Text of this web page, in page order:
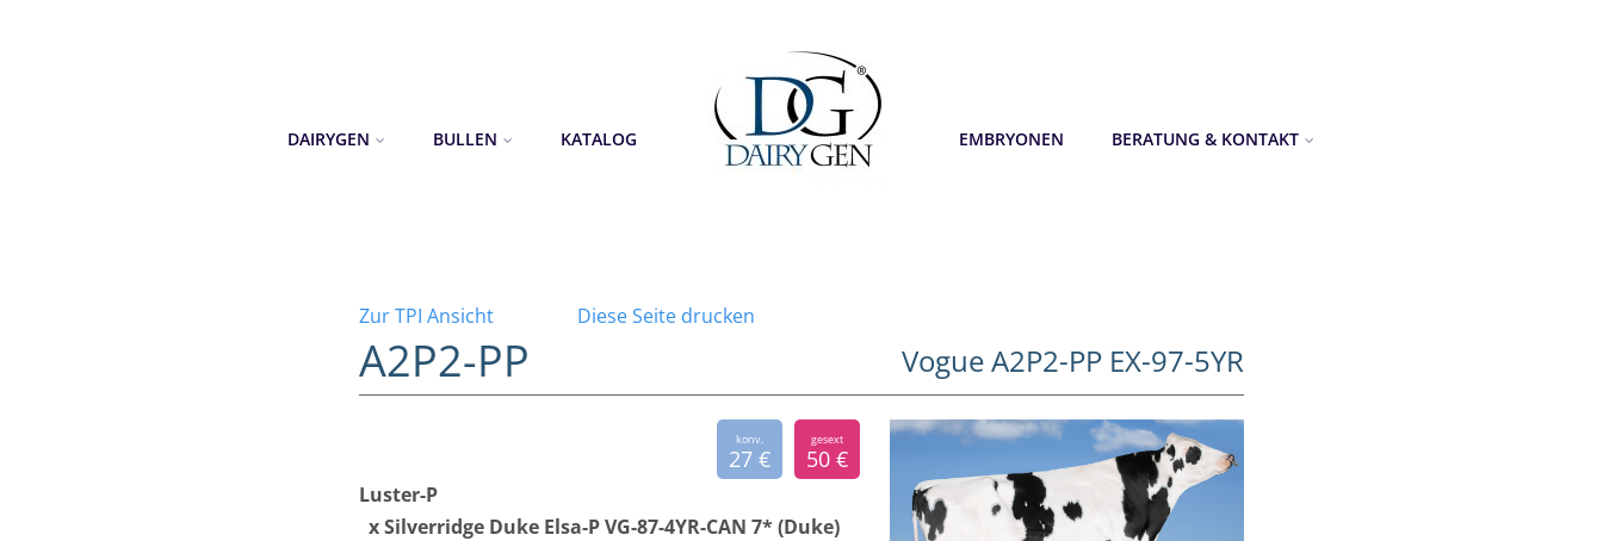
DAIRYGEN BULLEN KATALOG EMBRYONEN BERATUNG & KONTAKT
Zur TPI Ansicht Diese Seite drucken
A2P2-PP Vogue A2P2-PP EX-97-5YR
konv.
27 €
gesext
50 €
Luster-P
x Silverridge Duke Elsa-P VG-87-4YR-CAN 7* (Duke)